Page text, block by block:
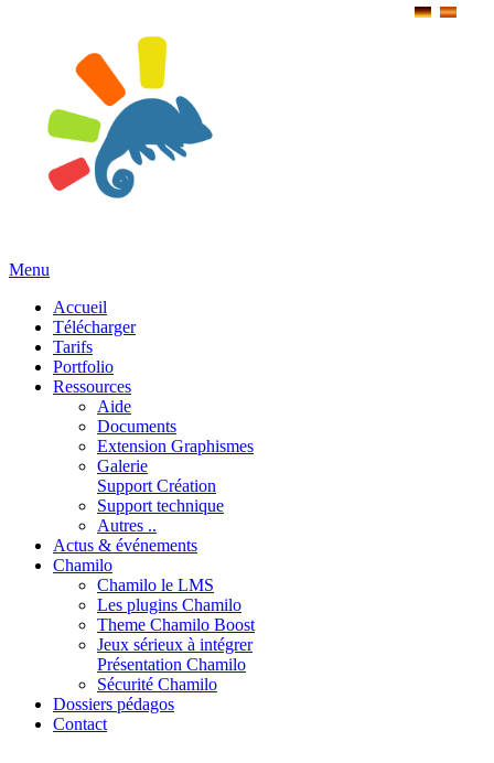
Menu
Accueil
Télécharger
Tarifs
Portfolio
Ressources
Aide
Documents
Extension Graphismes
Galerie
Support Création
Support technique
Autres ..
Actus & événements
Chamilo
Chamilo le LMS
Les plugins Chamilo
Theme Chamilo Boost
Jeux sérieux à intégrer
Présentation Chamilo
Sécurité Chamilo
Dossiers pédagos
Contact